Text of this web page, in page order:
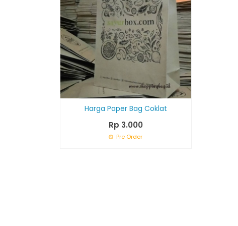
Harga Paper Bag Coklat
Rp 3.000
Pre Order